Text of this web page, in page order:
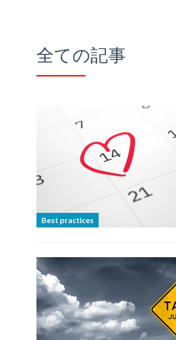
全ての記事
Best practices